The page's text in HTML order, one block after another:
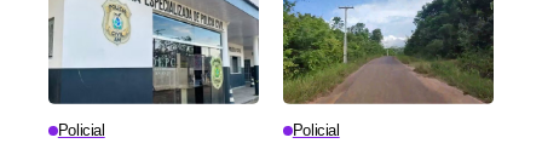
Policial Policial